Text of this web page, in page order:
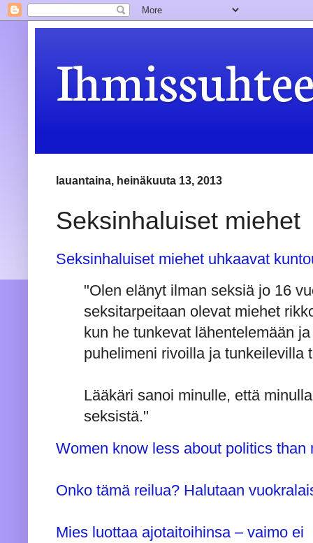
lauantaina, heinäkuuta 13, 2013
Seksinhaluiset miehet
Seksinhaluiset miehet uhkaavat
"Olen elänyt ilman seksiä jo 16
seksitarpeitaan olevat miehet
kun he tunkevat lähentelemään
puhelimeni rivoilla ja tunkeilevilla
Lääkäri sanoi minulle, että
seksistä."
Women know less about politics than
Onko tämä reilua? Halutaan
Mies luottaa ajotaitoihinsa – vaimo ei